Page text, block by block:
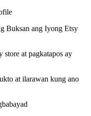
Buksan ang Iyong Etsy
store at pagkatapos ay
at ilarawan kung ano